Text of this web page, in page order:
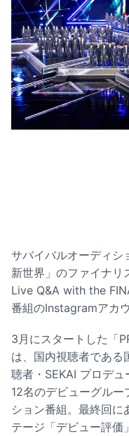
サバイバルオーディシ
新世界」のファイナ
Live Q&A with the
番組のInstagramアカ
3月にスタートした「
は、国内視聴者である
聴者・SEKAI プロデ
12名のデビューグルー
ション番組。最終回に
テージ「デビュー評